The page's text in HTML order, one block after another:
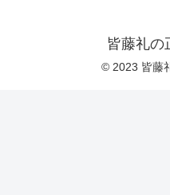
皆藤礼の
© 2023 皆藤